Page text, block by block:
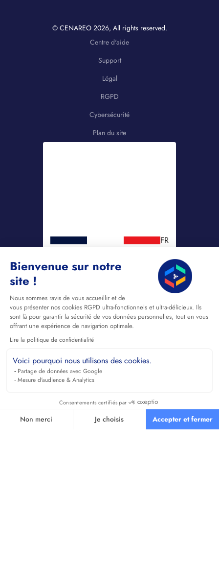
Bienvenue sur notre
site !
Nous sommes ravis de vous accueillir et de
vous présenter nos cookies RGPD ultra-fonctionnels et ultra-délicieux. Ils
sont là pour garantir la sécurité de vos données personnelles, tout en vous
offrant une expérience de navigation optimale.
Lire la politique de confidentialité
Voici pourquoi nous utilisons des cookies.
Partage de données avec Google
Mesure d'audience & Analytics
Consentements certifiés par
Non merci Je choisis Accepter et fermer
© CENAREO 2026, All rights reserved.
Centre d'aide
Support
Légal
RGPD
Cybersécurité
Plan du site
FR